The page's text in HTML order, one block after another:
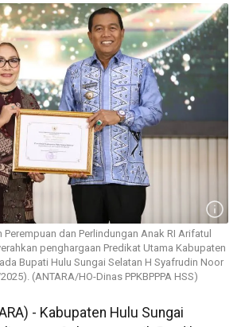
Perempuan dan Perlindungan Anak RI Arifatul
penghargaan Predikat Utama Kabupaten
Bupati Hulu Sungai Selatan H Syafrudin Noor
(ANTARA/HO-Dinas PPKBPPPA HSS)
- Kabupaten Hulu Sungai